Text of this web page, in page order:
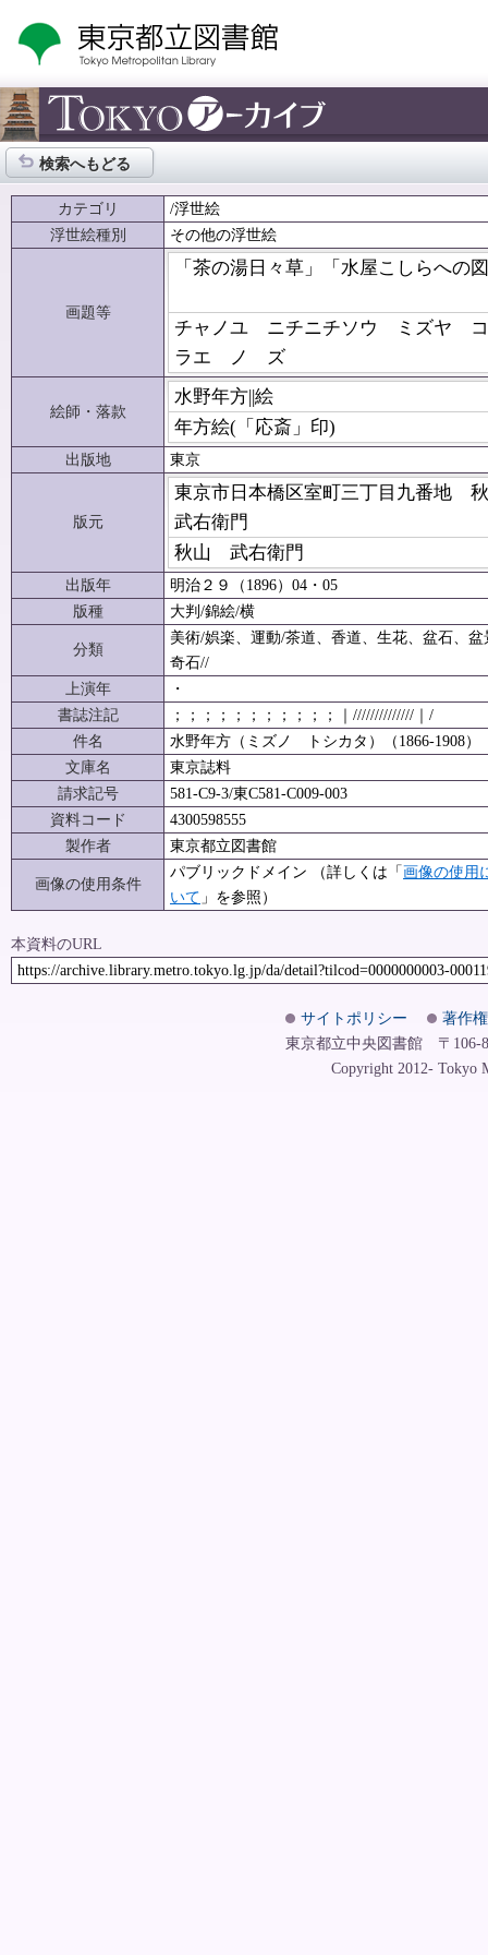
検索へもどる
カテゴリ
/浮世絵
浮世絵種別
その他の浮世絵
画題等
「茶の湯日々草」「水屋こしらへの
チャノユ ニチニチソウ ミズヤ
ラエ ノ ズ
絵師・落款
水野年方||絵
年方絵(「応斎」印)
出版地 東京
版元
東京市日本橋区室町三丁目九番地
武右衛門
秋山 武右衛門
出版年
明治２９（1896）04・05
版種
大判/錦絵/横
分類
美術/娯楽、運動/茶道、香道、生花、盆石、盆
奇石//
上演年
・
書誌注記
；；；；；；；；；；；｜//////////////｜/
件名
水野年方（ミズノ トシカタ）（1866-1908）
文庫名
東京誌料
請求記号
581-C9-3/東C581-C009-003
資料コード
4300598555
製作者
東京都立図書館
画像の使用条件
パブリックドメイン （詳しくは「画像の使用
いて 」を参照）
本資料のURL
https://archive.library.metro.tokyo.lg.jp/da/detail?tilcod=0000000003-
サイトポリシー
著作
東京都立中央図書館 〒106-
Copyright 2012- Tokyo